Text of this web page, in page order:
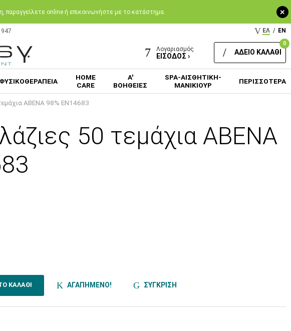
+
παραγγείλετε online ή επικοινωνήστε με το κατάστημα.
ΕΛ / EN
Λογαριασμός
ΕΙΣΟΔΟΣ ›
0
ΑΔΕΙΟ ΚΑΛΑΘΙ
ΦΥΣΙΚΟΘΕΡΑΠΕΙΑ
HOME
CARE
Α'
ΒΟΗΘΕΙΕΣ
SPA-ΑΙΣΘΗΤΙΚΗ-
ΜΑΝΙΚΙΟΥΡ
ΠΕΡΙΣΣΟΤΕΡΑ
ABENA 98% EN14683
50 τεμάχια ABENA
ΚΑΛΑΘΙ ΑΓΑΠΗΜΕΝΟ! ΣΥΓΚΡΙΣΗ